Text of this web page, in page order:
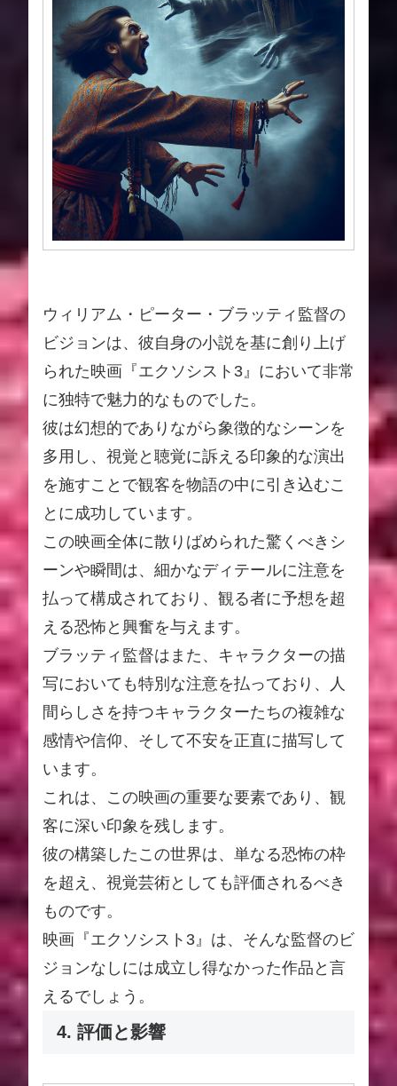
ウィリアム・ピーター・ブラッティ監督の
ビジョンは、彼自身の小説を基に創り上げ
られた映画『エクソシスト3』において非常
に独特で魅力的なものでした。
彼は幻想的でありながら象徴的なシーンを
多用し、視覚と聴覚に訴える印象的な演出
を施すことで観客を物語の中に引き込むこ
とに成功しています。
この映画全体に散りばめられた驚くべきシ
ーンや瞬間は、細かなディテールに注意を
払って構成されており、観る者に予想を超
える恐怖と興奮を与えます。
ブラッティ監督はまた、キャラクターの描
写においても特別な注意を払っており、人
間らしさを持つキャラクターたちの複雑な
感情や信仰、そして不安を正直に描写して
います。
これは、この映画の重要な要素であり、観
客に深い印象を残します。
彼の構築したこの世界は、単なる恐怖の枠
を超え、視覚芸術としても評価されるべき
ものです。
映画『エクソシスト3』は、そんな監督のビ
ジョンなしには成立し得なかった作品と言
えるでしょう。
4. 評価と影響